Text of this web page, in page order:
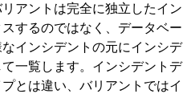
アントは完全に独立したイン
するのではなく、データベー
インシデントの元にインシデ
一覧します。インシデントデ
とは違い、バリアントではイ